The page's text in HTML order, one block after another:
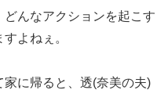
んなアクションを起こす
よねぇ。
に帰ると、透(奈美の夫)